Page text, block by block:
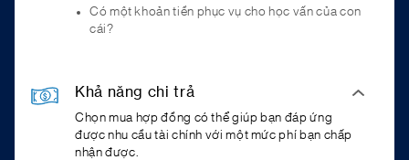
Có một khoản tiền phục vụ cho học vấn của con
cái?
Khả năng chi trả
Chọn mua hợp đồng có thể giúp bạn đáp ứng
được nhu cầu tài chính với một mức phí bạn chấp
nhận được.